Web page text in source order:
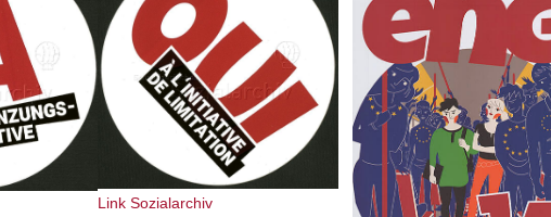
Link Sozialarchiv